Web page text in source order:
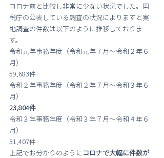
コロナ前と比較し非常に少ない状況でした。国
税庁の公表している調査の状況によりますと実
地調査の件数は以下のように推移しておりま
す。
令和元年事務年度（令和元年７月～令和２年６
月）
59,683件
令和２年事務年度（令和２年７月～令和３年６
月）
23,804件
令和３年事務年度（令和３年７月～令和４年６
月）
31,407件
上記でお分かりのようにコロナで大幅に件数が